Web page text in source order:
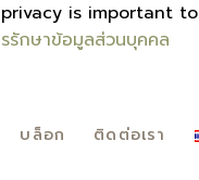
privacy is
รักษาข้อมูลส่วนบุคคล
บล็อก ติดต่อเรา